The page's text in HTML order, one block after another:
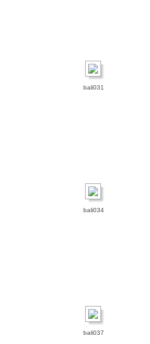
bali031
bali034
bali037